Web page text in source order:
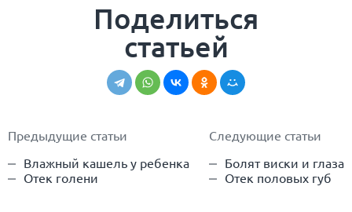
Поделиться
статьей
Предыдущие статьи
Влажный кашель у ребенка
Отек голени
Следующие статьи
Болят виски и глаза
Отек половых губ